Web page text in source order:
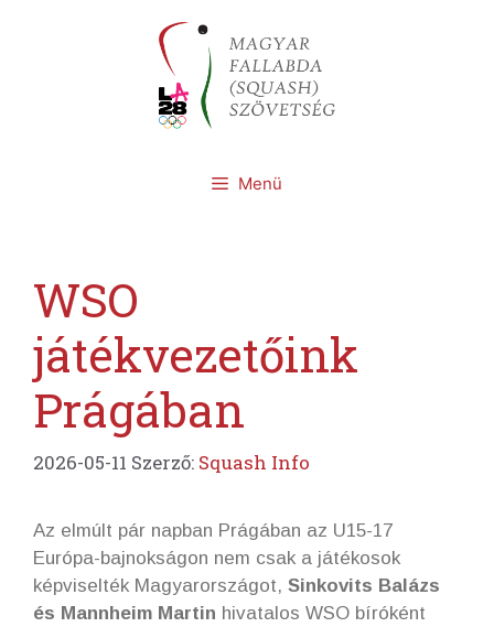
Menü
WSO
játékvezetőink
Prágában
2026-05-11 Szerző: Squash Info
Az elmúlt pár napban Prágában az U15-17
Európa-bajnokságon nem csak a játékosok
képviselték Magyarországot, Sinkovits Balázs
és Mannheim Martin hivatalos WSO bíróként